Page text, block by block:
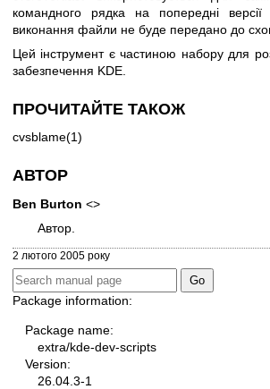
командного рядка на попередні
виконання файли не буде передано до
Цей інструмент є частиною набору для
забезпечення KDE.
ПРОЧИТАЙТЕ ТАКОЖ
cvsblame(1)
АВТОР
Ben Burton <>
Автор.
2 лютого 2005 року
Package information:
Package name:
extra/kde-dev-scripts
Version:
26.04.3-1